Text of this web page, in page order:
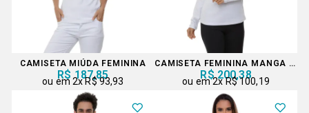
CAMISETA MIÚDA FEMININA
R$ 187,85
2xR$ 93,93
CAMISETA FEMININA MANGA LONGA
R$ 200,38
2xR$ 100,19